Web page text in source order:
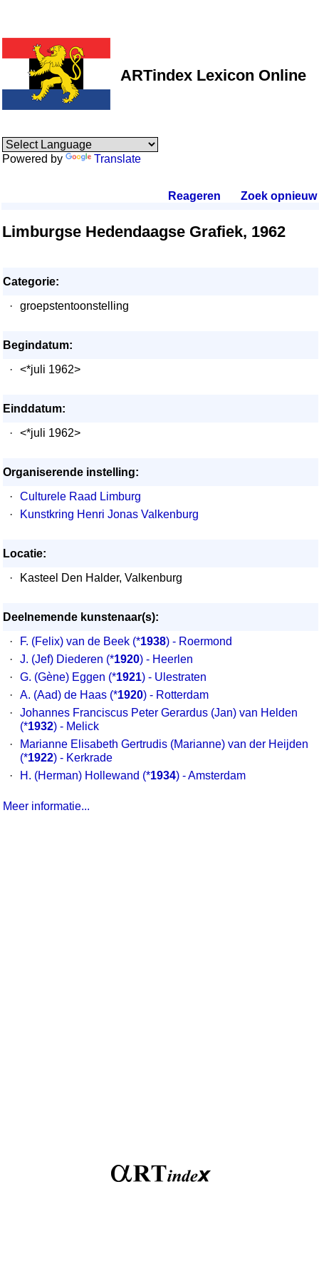
ARTindex Lexicon Online
Powered by Translate
Reageren Zoek opnieuw.
Limburgse Hedendaagse Grafiek, 1962
Categorie:
·
groepstentoonstelling
Begindatum:
·
<*juli 1962>
Einddatum:
·
<*juli 1962>
Organiserende instelling:
·
Culturele Raad Limburg
·
Kunstkring Henri Jonas Valkenburg
Locatie:
·
Kasteel Den Halder, Valkenburg
Deelnemende kunstenaar(s):
·
F. (Felix) van de Beek (*1938) - Roermond
·
J. (Jef) Diederen (*1920) - Heerlen
·
G. (Gène) Eggen (*1921) - Ulestraten
·
A. (Aad) de Haas (*1920) - Rotterdam
·
Johannes Franciscus Peter Gerardus (Jan) van Helden
(*1932) - Melick
·
Marianne Elisabeth Gertrudis (Marianne) van der Heijden
(*1922) - Kerkrade
·
H. (Herman) Hollewand (*1934) - Amsterdam
Meer informatie...